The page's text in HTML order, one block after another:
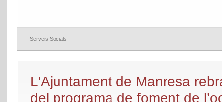
Serveis Socials
L'Ajuntament de Manresa
del programa de foment de